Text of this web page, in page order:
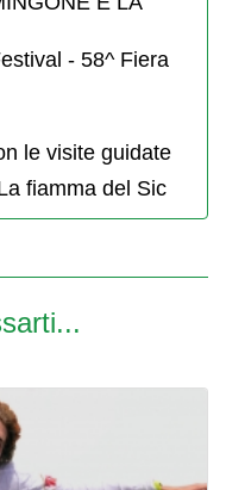
- 58^ Fiera
le visite guidate
fiamma del Sic